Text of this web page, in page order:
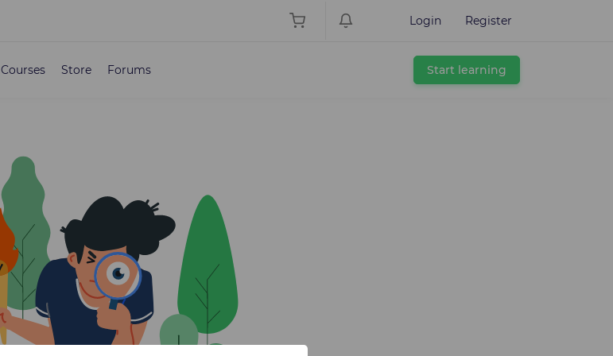
Login Register
Courses Store Forums Start learning